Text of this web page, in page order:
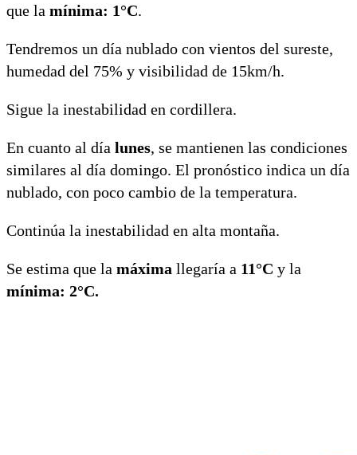
que la mínima: 1°C.
Tendremos un día nublado con vientos del sureste,
humedad del 75% y visibilidad de 15km/h.
Sigue la inestabilidad en cordillera.
En cuanto al día lunes, se mantienen las condiciones
similares al día domingo. El pronóstico indica un día
nublado, con poco cambio de la temperatura.
Continúa la inestabilidad en alta montaña.
Se estima que la máxima llegaría a 11°C y la
mínima: 2°C.